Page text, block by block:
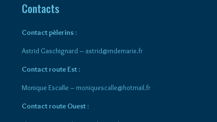
Contacts
Contact pèlerins :
Astrid Gaschignard – astrid@mdemarie.fr
Contact route Est :
Monique Escalle – moniquescalle@hotmail.fr
Contact route Ouest :